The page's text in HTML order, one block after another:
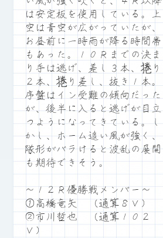
は安定板を使用している。上
空は青空が広がっていたが、
お昼前に一時雨が降る時間帯
もあった。１０Ｒまでの決ま
り手は逃げ、差し３本、捲り
２本、捲り差し、抜き１本。
序盤はイン受難の傾向だった
が、後半に入ると逃げが目立
つようになってきている。し
かし、ホーム追い風が強く、
隊形がバラけると波乱の展開
も期待できそう。
～１２Ｒ優勝戦メンバー～
①高橋竜矢 （通算８Ｖ）
②市川哲也 （通算１０２
Ｖ）